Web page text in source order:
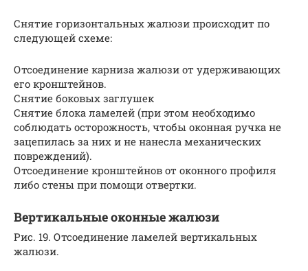
Снятие горизонтальных жалюзи происходит по
следующей схеме:
Отсоединение карниза жалюзи от удерживающих
его кронштейнов.
Снятие боковых заглушек
Снятие блока ламелей (при этом необходимо
соблюдать осторожность, чтобы оконная ручка не
зацепилась за них и не нанесла механических
повреждений).
Отсоединение кронштейнов от оконного профиля
либо стены при помощи отвертки.
Вертикальные оконные жалюзи
Рис. 19. Отсоединение ламелей вертикальных
жалюзи.